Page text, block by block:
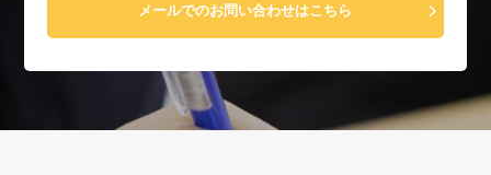
メールでのお問い合わせはこちら